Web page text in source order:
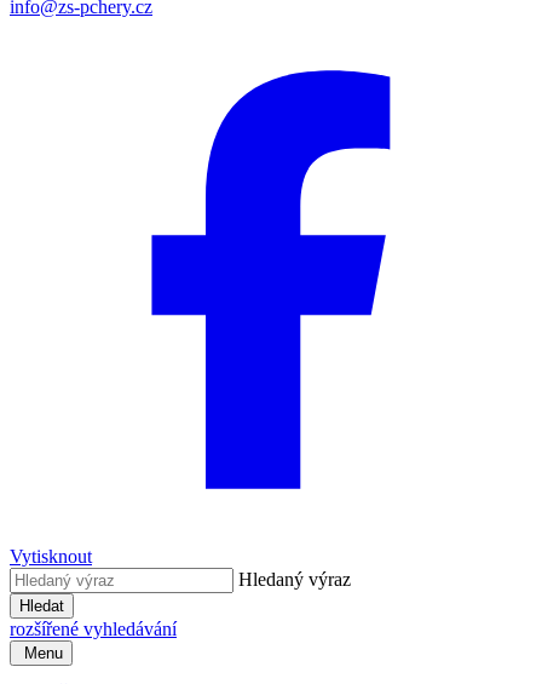
info@zs-pchery.cz
Vytisknout
Hledaný výraz
Hledat
rozšířené vyhledávání
Menu